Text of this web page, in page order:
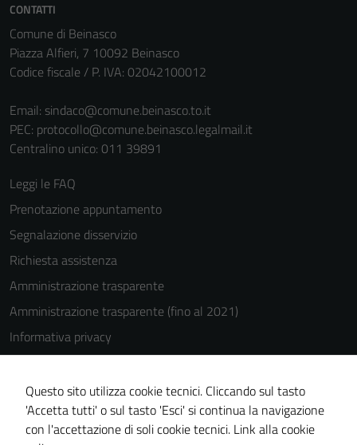
CONTATTI
Comune di Beinasco
Piazza Alfieri, 7 10092 Beinasco
Codice fiscale / P. IVA: 02042100012
Email: sindaco@comune.beinasco.to.it
PEC: protocollo@comune.beinasco.legalmail.it
Centralino unico: 011 39891
Leggi le FAQ
Prenotazione appuntamento
Segnalazione disservizio
Richiesta assistenza
Amministrazione trasparente
Amministrazione trasparente (fino al 2021)
Informativa privacy
Cookie Policy
Note legali
Dichiarazione di accessibilità
Piano di miglioramento del sito
Questo sito utilizza cookie tecnici. Cliccando sul tasto
'Accetta tutti' o sul tasto 'Esci' si continua la navigazione
con l'accettazione di soli cookie tecnici. Link alla cookie
per il
del sito e non
possono